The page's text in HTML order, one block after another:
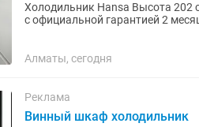
Холодильник Hansa Высота 202 см Ширина 60 см Глубина 60 см ✅ Продажа б/у холодильников
с официальной гарантией 2
Алматы, сегодня
Реклама
Винный шкаф холодильник